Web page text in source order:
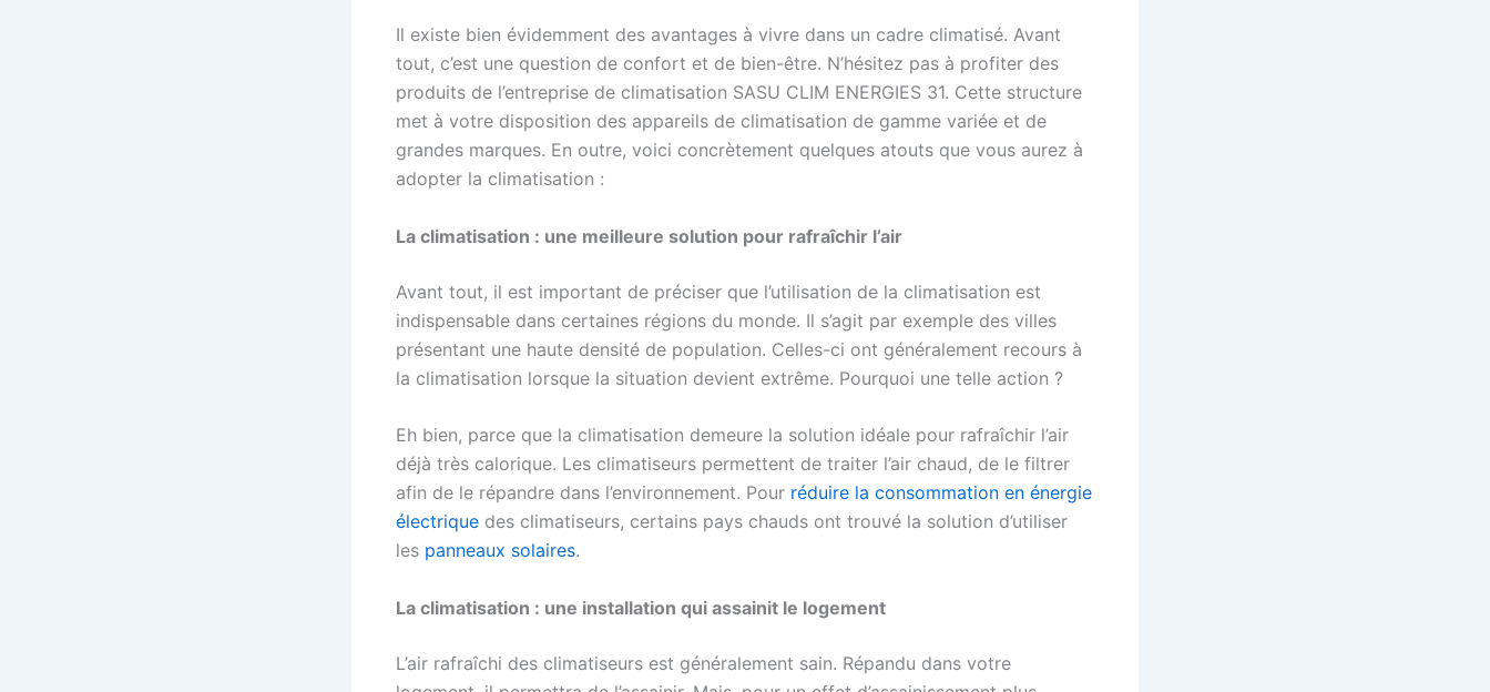
Il existe bien évidemment des avantages à vivre dans un cadre climatisé. Avant
tout, c’est une question de confort et de bien-être. N’hésitez pas à profiter des
produits de l’entreprise de climatisation SASU CLIM ENERGIES 31. Cette structure
met à votre disposition des appareils de climatisation de gamme variée et de
grandes marques. En outre, voici concrètement quelques atouts que vous aurez à
adopter la climatisation :
La climatisation : une meilleure solution pour rafraîchir l’air
Avant tout, il est important de préciser que l’utilisation de la climatisation est
indispensable dans certaines régions du monde. Il s’agit par exemple des villes
présentant une haute densité de population. Celles-ci ont généralement recours à
la climatisation lorsque la situation devient extrême. Pourquoi une telle action ?
Eh bien, parce que la climatisation demeure la solution idéale pour rafraîchir l’air
déjà très calorique. Les climatiseurs permettent de traiter l’air chaud, de le filtrer
afin de le répandre dans l’environnement. Pour réduire la consommation en énergie
électrique des climatiseurs, certains pays chauds ont trouvé la solution d’utiliser
les panneaux solaires.
La climatisation : une installation qui assainit le logement
L’air rafraîchi des climatiseurs est généralement sain. Répandu dans votre